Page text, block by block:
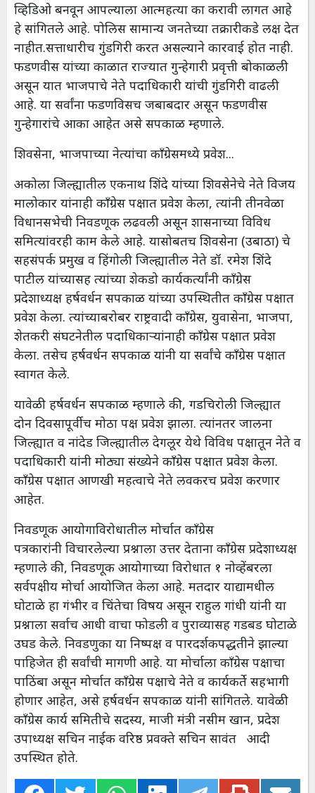
व्हिडिओ बनवून आपल्याला आत्महत्या का करावी लागत आहे
हे सांगितले आहे. पोलिस सामान्य जनतेच्या तक्रारीकडे लक्ष देत
नाहीत.सत्ताधारीच गुंडगिरी करत असल्याने कारवाई होत नाही.
फडणवीस यांच्या काळात राज्यात गुन्हेगारी प्रवृत्ती बोकाळली
असून यात भाजपाचे नेते पदाधिकारी यांची गुंडगिरी वाढली
आहे. या सर्वांना फडणविसच जबाबदार असून फडणवीस
गुन्हेगारांचे आका आहेत असे सपकाळ म्हणाले.
शिवसेना, भाजपाच्या नेत्यांचा काँग्रेसमध्ये प्रवेश...
अकोला जिल्ह्यातील एकनाथ शिंदे यांच्या शिवसेनेचे नेते विजय
मालोकार यांनाही काँग्रेस पक्षात प्रवेश केला, त्यांनी तीनवेळा
विधानसभेची निवडणूक लढवली असून शासनाच्या विविध
समित्यांवरही काम केले आहे. यासोबतच शिवसेना (उबाठा) चे
सहसंपर्क प्रमुख व हिंगोली जिल्ह्यातील नेते डॉ. रमेश शिंदे
पाटील यांच्यासह त्यांच्या शेकडो कार्यकर्त्यांनी काँग्रेस
प्रदेशाध्यक्ष हर्षवर्धन सपकाळ यांच्या उपस्थितीत काँग्रेस पक्षात
प्रवेश केला. त्यांच्याबरोबर राष्ट्रवादी काँग्रेस, युवासेना, भाजपा,
शेतकरी संघटनेतील पदाधिकाऱ्यांनाही काँग्रेस पक्षात प्रवेश
केला. तसेच हर्षवर्धन सपकाळ यांनी या सर्वांचे काँग्रेस पक्षात
स्वागत केले.
यावेळी हर्षवर्धन सपकाळ म्हणाले की, गडचिरोली जिल्ह्यात
दोन दिवसापूर्वीच मोठा पक्ष प्रवेश झाला. त्यांनतर जालना
जिल्ह्यात व नांदेड जिल्ह्यातील देगलूर येथे विविध पक्षातून नेते व
पदाधिकारी यांनी मोठ्या संख्येने काँग्रेस पक्षात प्रवेश केला.
काँग्रेस पक्षात आणखी महत्वाचे नेते लवकरच प्रवेश करणार
आहेत.
निवडणूक आयोगाविरोधातील मोर्चात काँग्रेस
पत्रकारांनी विचारलेल्या प्रश्नाला उत्तर देताना काँग्रेस प्रदेशाध्यक्ष
म्हणाले की, निवडणूक आयोगाच्या विरोधात १ नोव्हेंबरला
सर्वपक्षीय मोर्चा आयोजित केला आहे. मतदार याद्यामधील
घोटाळे हा गंभीर व चिंतेचा विषय असून राहुल गांधी यांनी या
प्रश्नाला सर्वाच आधी वाचा फोडली व पुराव्यासह गडबड घोटाळे
उघड केले. निवडणुका या निष्पक्ष व पारदर्शकपद्धतीने झाल्या
पाहिजेत ही सर्वांची मागणी आहे. या मोर्चाला काँग्रेस पक्षाचा
पाठिंबा असून मोर्चात काँग्रेस पक्षाचे नेते व कार्यकर्ते सहभागी
होणार आहेत, असे हर्षवर्धन सपकाळ यांनी सांगितले. यावेळी
काँग्रेस कार्य समितीचे सदस्य, माजी मंत्री नसीम खान, प्रदेश
उपाध्यक्ष सचिन नाईक वरिष्ठ प्रवक्ते सचिन सावंत आदी
उपस्थित होते.